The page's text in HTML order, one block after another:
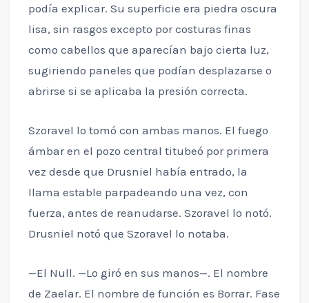
podía explicar. Su superficie era piedra oscura
lisa, sin rasgos excepto por costuras finas
como cabellos que aparecían bajo cierta luz,
sugiriendo paneles que podían desplazarse o
abrirse si se aplicaba la presión correcta.
Szoravel lo tomó con ambas manos. El fuego
ámbar en el pozo central titubeó por primera
vez desde que Drusniel había entrado, la
llama estable parpadeando una vez, con
fuerza, antes de reanudarse. Szoravel lo notó.
Drusniel notó que Szoravel lo notaba.
—El Null. —Lo giró en sus manos—. El nombre
de Zaelar. El nombre de función es Borrar. Fase